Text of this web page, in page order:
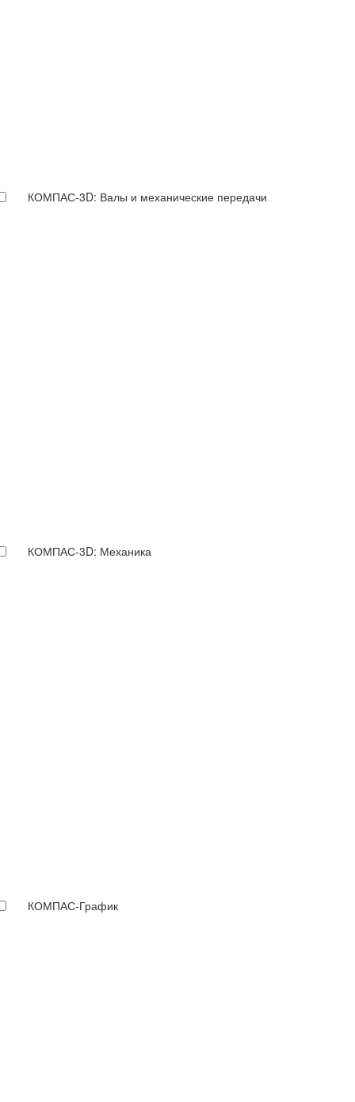
КОМПАС-3D: Валы и механические передачи
КОМПАС-3D: Механика
КОМПАС-График